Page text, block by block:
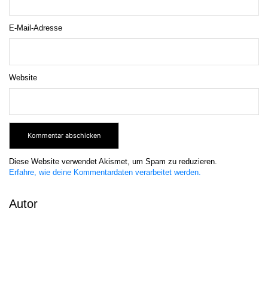
E-Mail-Adresse
Website
Diese Website verwendet Akismet, um Spam zu reduzieren.
Erfahre, wie deine Kommentardaten verarbeitet werden.
Autor